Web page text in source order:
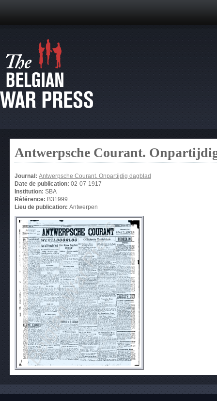
Antwerpsche Courant.
Journal: Antwerpsche Courant. Onpartijdig dagblad
Date de publication: 02-07-1917
Institution: SBA
Référence: B31999
Lieu de publication: Antwerpen